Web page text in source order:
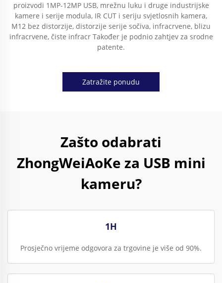
proizvodi 1MP-12MP USB, mrežnu luku i druge industrijske
kamere i serije modula, IR CUT i seriju svjetlosnih kamera,
M12 bez distorzije, distorzije serije sočiva, infracrvene, blizu
infracrvene, čiste infracr Također je podnio zahtjev za srodne
patente.
Zatražite ponudu
Zašto odabrati
ZhongWeiAoKe za USB mini
kameru?
1H
Prosječno vrijeme odgovora za trgovine je više od 90%.